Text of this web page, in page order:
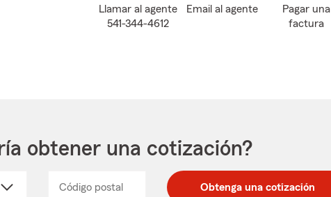
Llamar al agente
541-344-4612
Email al agente
Pagar una
factura
obtener una cotización?
Código postal
_____ Obtenga una cotización